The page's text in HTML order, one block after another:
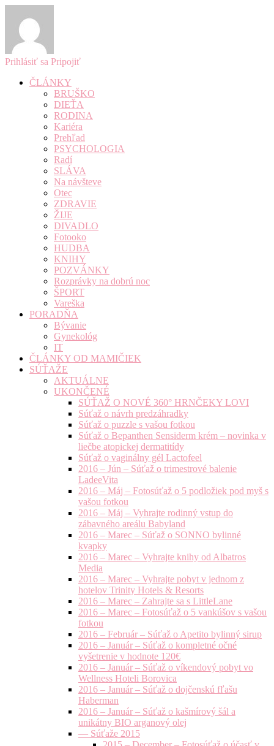
Prihlásiť sa Pripojiť
ČLÁNKY
BRUŠKO
DIEŤA
RODINA
Kariéra
Prehľad
PSYCHOLOGIA
Radí
SLÁVA
Na návšteve
Otec
ZDRAVIE
ŽIJE
DIVADLO
Fotooko
HUDBA
KNIHY
POZVÁNKY
Rozprávky na dobrú noc
ŠPORT
Vareška
PORADŇA
Bývanie
Gynekológ
IT
ČLÁNKY OD MAMIČIEK
SÚŤAŽE
AKTUÁLNE
UKONČENÉ
SÚŤAŽ O NOVÉ 360° HRNČEKY LOVI
Súťaž o návrh predzáhradky
Súťaž o puzzle s vašou fotkou
Súťaž o Bepanthen Sensiderm krém – novinka v
liečbe atopickej dermatitídy
Súťaž o vaginálny gél Lactofeel
2016 – Jún – Súťaž o trimestrové balenie
LadeeVita
2016 – Máj – Fotosúťaž o 5 podložiek pod myš s
vašou fotkou
2016 – Máj – Vyhrajte rodinný vstup do
zábavného areálu Babyland
2016 – Marec – Súťaž o SONNO bylinné
kvapky
2016 – Marec – Vyhrajte knihy od Albatros
Media
2016 – Marec – Vyhrajte pobyt v jednom z
hotelov Trinity Hotels & Resorts
2016 – Marec – Zahrajte sa s LittleLane
2016 – Marec – Fotosúťaž o 5 vankúšov s vašou
fotkou
2016 – Február – Súťaž o Apetito bylinný sirup
2016 – Január – Súťaž o kompletné očné
vyšetrenie v hodnote 120€
2016 – Január – Súťaž o víkendový pobyt vo
Wellness Hoteli Borovica
2016 – Január – Súťaž o dojčenskú fľašu
Haberman
2016 – Január – Súťaž o kašmírový šál a
unikátny BIO arganový olej
— Súťaže 2015